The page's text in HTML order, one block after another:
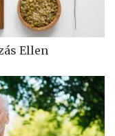
Ellen